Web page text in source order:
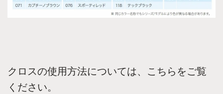
クロスの使用方法については、こちらをご覧
ください。